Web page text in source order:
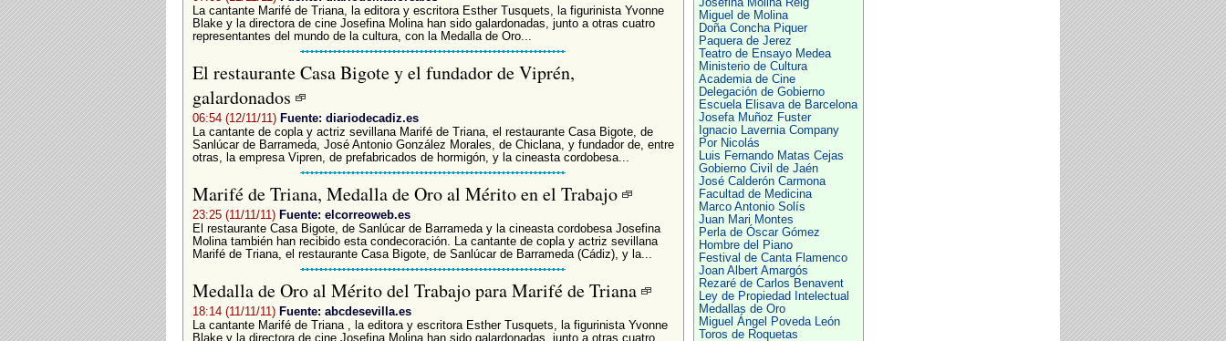
­La cantante Marifé de Triana, la editora y escritora Esther Tusquets, la figurinista Yvonne
Blake y la directora de cine Josefina Molina han sido galardonadas, junto a otras cuatro
representantes del mundo de la cultura, con la Medalla de Oro...
El restaurante Casa Bigote y el fundador de Viprén,
galardonados
06:54 (12/11/11) Fuente: diariodecadiz.es
La cantante de copla y actriz sevillana Marifé de Triana, el restaurante Casa Bigote, de
Sanlúcar de Barrameda, José Antonio González Morales, de Chiclana, y fundador de, entre
otras, la empresa Vipren, de prefabricados de hormigón, y la cineasta cordobesa...
Marifé de Triana, Medalla de Oro al Mérito en el Trabajo
23:25 (11/11/11) Fuente: elcorreoweb.es
El restaurante Casa Bigote, de Sanlúcar de Barrameda y la cineasta cordobesa Josefina
Molina también han recibido esta condecoración. La cantante de copla y actriz sevillana
Marifé de Triana, el restaurante Casa Bigote, de Sanlúcar de Barrameda (Cádiz), y la...
Medalla de Oro al Mérito del Trabajo para Marifé de Triana
18:14 (11/11/11) Fuente: abcdesevilla.es
La cantante Marifé de Triana , la editora y escritora Esther Tusquets, la figurinista Yvonne
Blake y la directora de cine Josefina Molina han sido galardonadas, junto a otras cuatro
Josefina Molina Reig
Miguel de Molina
Doña Concha Piquer
Paquera de Jerez
Teatro de Ensayo Medea
Ministerio de Cultura
Academia de Cine
Delegación de Gobierno
Escuela Elisava de Barcelona
Josefa Muñoz Fuster
Ignacio Lavernia Company
Por Nicolás
Luis Fernando Matas Cejas
Gobierno Civil de Jaén
José Calderón Carmona
Facultad de Medicina
Marco Antonio Solís
Juan Mari Montes
Perla de Óscar Gómez
Hombre del Piano
Festival de Canta Flamenco
Joan Albert Amargós
Rezaré de Carlos Benavent
Ley de Propiedad Intelectual
Medallas de Oro
Miguel Ángel Poveda León
Toros de Roquetas